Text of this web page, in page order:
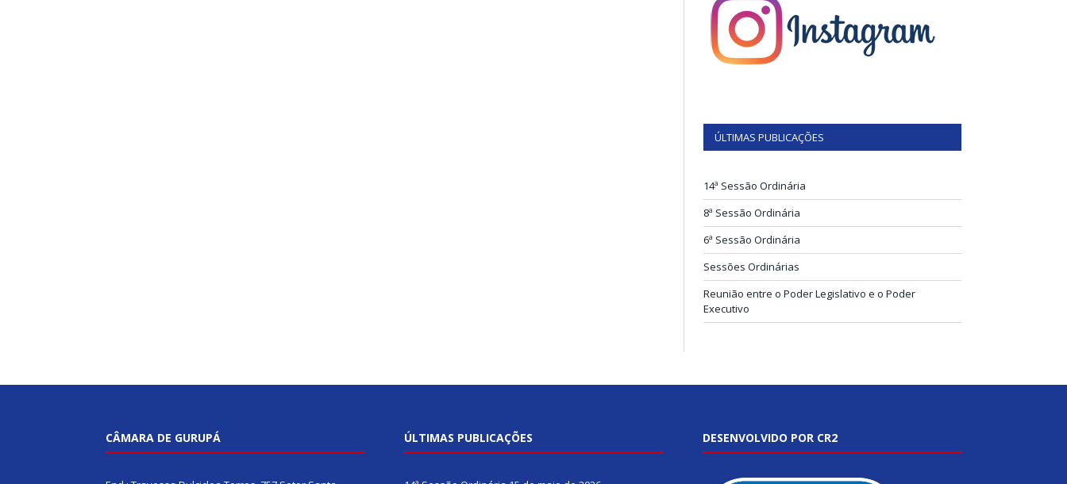
ÚLTIMAS PUBLICAÇÕES
14ª Sessão Ordinária
8ª Sessão Ordinária
6ª Sessão Ordinária
Sessões Ordinárias
Reunião entre o Poder Legislativo e o Poder
Executivo
CÂMARA DE GURUPÁ ÚLTIMAS PUBLICAÇÕES DESENVOLVIDO POR CR2